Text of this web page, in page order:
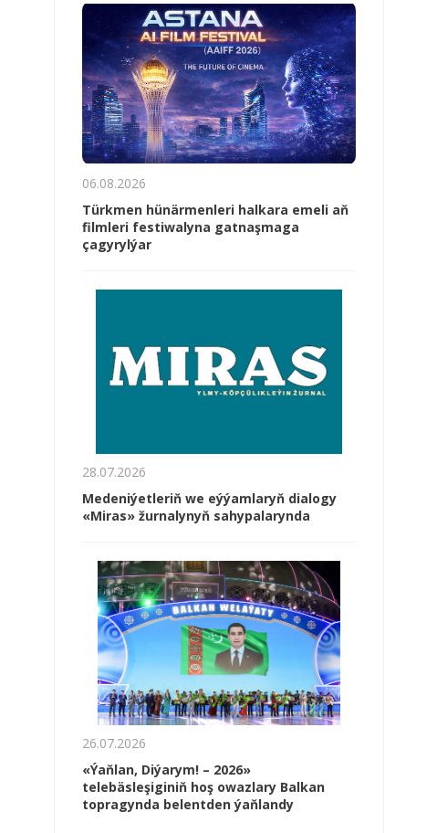
06.08.2026
Türkmen hünärmenleri halkara emeli aň
filmleri festiwalyna gatnaşmaga
çagyrylýar
28.07.2026
Medeniýetleriň we eýýamlaryň dialogy
«Miras» žurnalynyň sahypalarynda
26.07.2026
«Ýaňlan, Diýarym! – 2026»
telebäsleşiginiň hoş owazlary Balkan
topragynda belentden ýaňlandy